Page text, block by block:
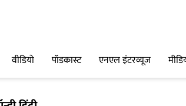
वीडियो पॉडकास्ट एनएल इंटरव्यूज